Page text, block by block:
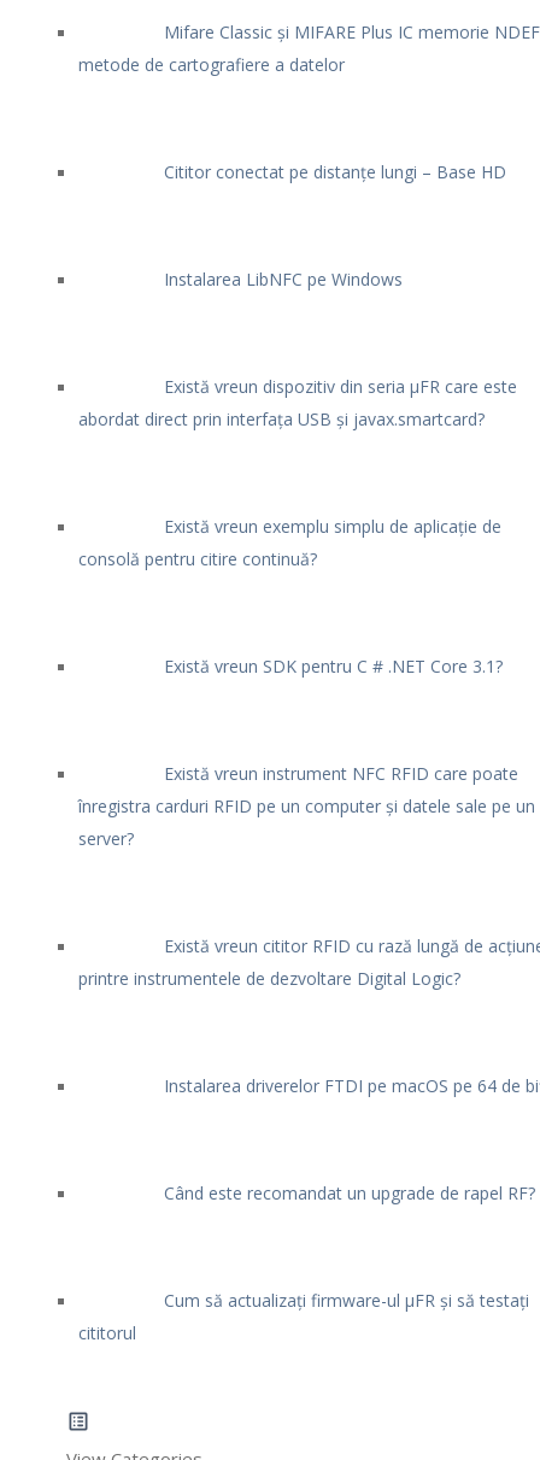
Mifare Classic și MIFARE Plus IC memorie NDEF
metode de cartografiere a datelor
Cititor conectat pe distanțe lungi – Base HD
Instalarea LibNFC pe Windows
Există vreun dispozitiv din seria μFR care este
abordat direct prin interfața USB și javax.smartcard?
Există vreun exemplu simplu de aplicație de
consolă pentru citire continuă?
Există vreun SDK pentru C # .NET Core 3.1?
Există vreun instrument NFC RFID care poate
înregistra carduri RFID pe un computer și datele sale pe un
server?
Există vreun cititor RFID cu rază lungă de
printre instrumentele de dezvoltare Digital Logic?
Instalarea driverelor FTDI pe macOS pe 64 de
Când este recomandat un upgrade de rapel RF?
Cum să actualizați firmware-ul μFR și să testați
cititorul